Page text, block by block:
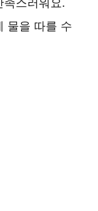
물을 따를 수